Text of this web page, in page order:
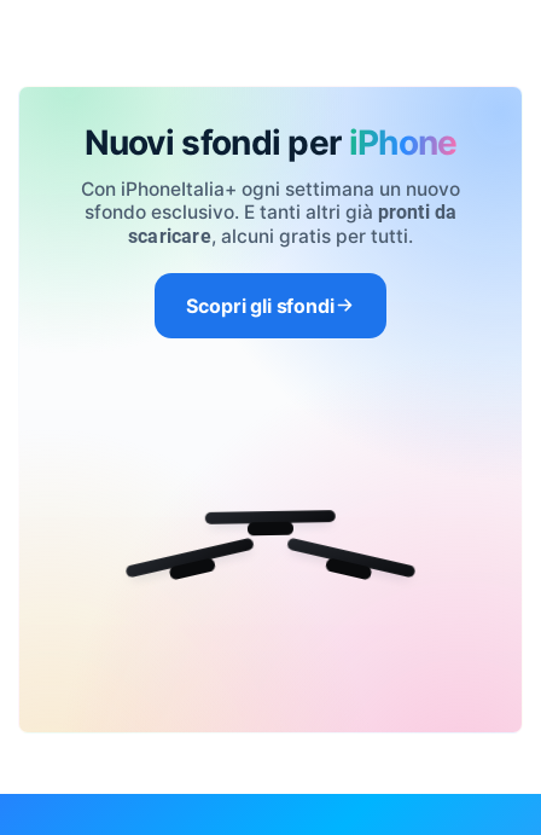
Nuovi sfondi per iPhone
Con iPhoneItalia+ ogni settimana un nuovo
sfondo esclusivo. E tanti altri già pronti da
scaricare, alcuni gratis per tutti.
Scopri gli sfondi